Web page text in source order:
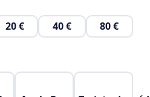
20 € 40 € 80 €